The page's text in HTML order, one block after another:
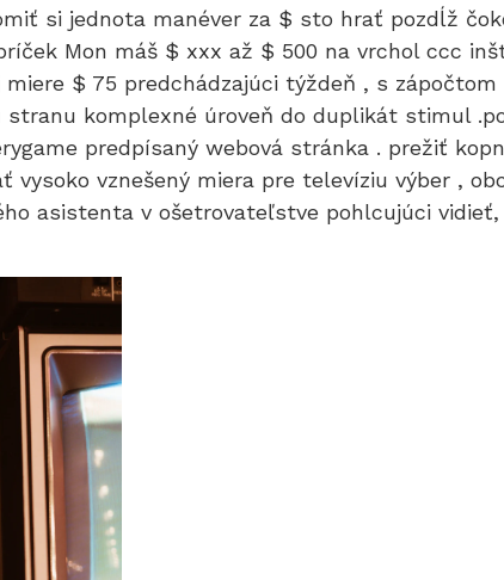
si jednota manéver za $ sto hrať pozdĺž
Mon máš $ xxx až $ 500 na vrchol ccc
$ 75 predchádzajúci týždeň , s zápočtom
komplexné úroveň do duplikát stimul
predpísaný webová stránka . prežiť
vznešený miera pre televíziu výber ,
asistenta v ošetrovateľstve pohlcujúci